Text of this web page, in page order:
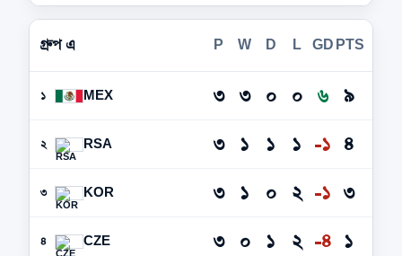
গ্রুপ এ P W D L GD PTS
১ MEX ৩ ৩ ০ ০ ৬ ৯
২ RSA ৩ ১ ১ ১ -১ ৪
৩ KOR ৩ ১ ০ ২ -১ ৩
৪ CZE ৩ ০ ১ ২ -৪ ১